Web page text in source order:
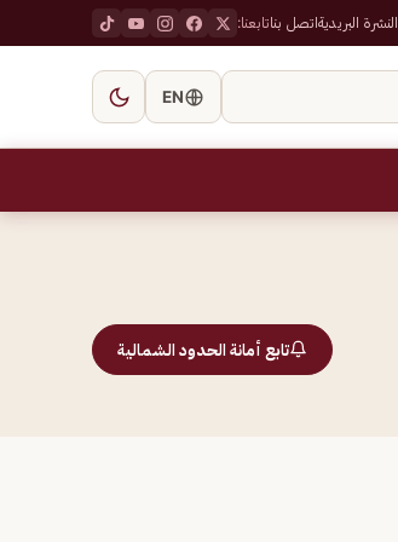
النشرة البريديةاتصل بناتابعنا:
EN
تابع أمانة الحدود الشمالية